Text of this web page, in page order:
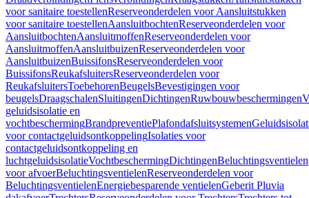
voor sanitaire toestellenReserveonderdelen voor Aansluitstukken
voor sanitaire toestellenAansluitbochtenReserveonderdelen voor
AansluitbochtenAansluitmoffenReserveonderdelen voor
AansluitmoffenAansluitbuizenReserveonderdelen voor
AansluitbuizenBuissifonsReserveonderdelen voor
BuissifonsReukafsluitersReserveonderdelen voor
ReukafsluitersToebehorenBeugelsBevestigingen voor
beugelsDraagschalenSluitingenDichtingenRuwbouwbeschermingen
geluidsisolatie en
vochtbeschermingBrandpreventiePlafondafsluitsystemen
voor contactgeluidsontkoppelingIsolaties voor
contactgeluidsontkoppeling en
luchtgeluidsisolatieVochtbeschermingDichtingenBeluchtingsventielen
voor afvoerBeluchtingsventielenReserveonderdelen voor
BeluchtingsventielenEnergiebesparende ventielenGeberit Pluvia